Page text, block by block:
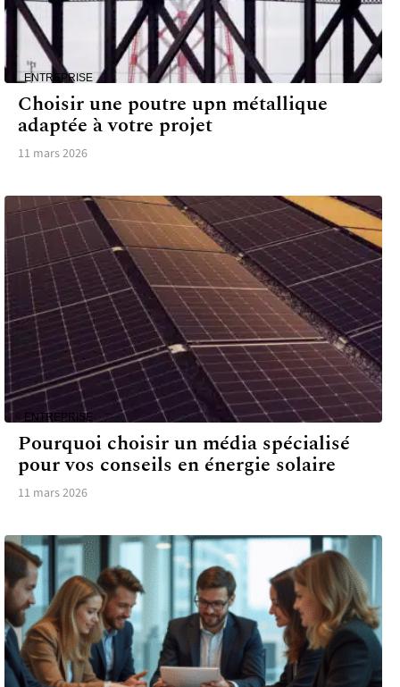
ENTREPRISE
Choisir une poutre upn métallique
adaptée à votre projet
11 mars 2026
ENTREPRISE
Pourquoi choisir un média spécialisé
pour vos conseils en énergie solaire
11 mars 2026